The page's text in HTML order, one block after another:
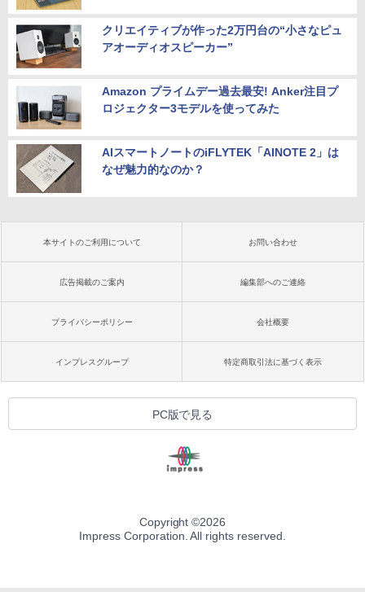
クリエイティブが作った2万円台の“小さなピュ
アオーディオスピーカー”
Amazon プライムデー過去最安! Anker注目プ
ロジェクター3モデルを使ってみた
AIスマートノートのiFLYTEK「AINOTE 2」は
なぜ魅力的なのか？
本サイトのご利用について お問い合わせ
広告掲載のご案内 編集部へのご連絡
プライバシーポリシー 会社概要
インプレスグループ 特定商取引法に基づく表示
PC版で見る
Copyright ©2026
Impress Corporation. All rights reserved.